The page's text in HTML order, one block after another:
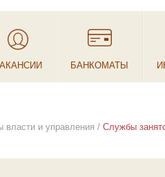
БАНКОМАТЫ
власти и управления / Службы